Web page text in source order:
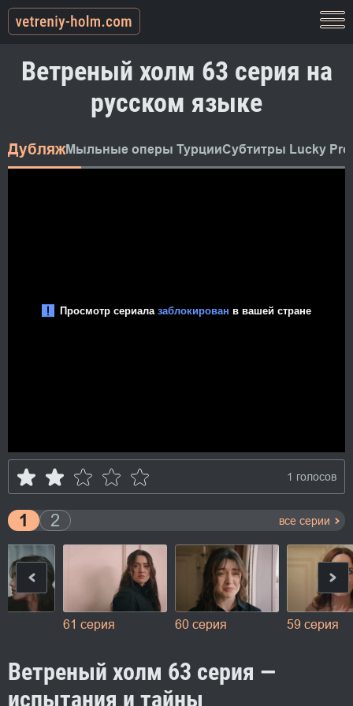
Ветреный холм 63 серия на
русском языке
ДубляжМыльные оперы ТурцииСубтитры Lucky
1 голосов
1 2 все серии
61 серия 60 серия 59 серия
Ветреный холм 63 серия —
испытания и тайны